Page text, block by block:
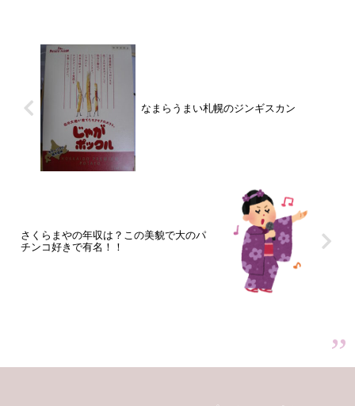
なまらうまい札幌のジンギスカン
さくらまやの年収は？この美貌で大のパ
チンコ好きで有名！！